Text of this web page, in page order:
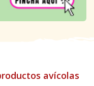
avícolas